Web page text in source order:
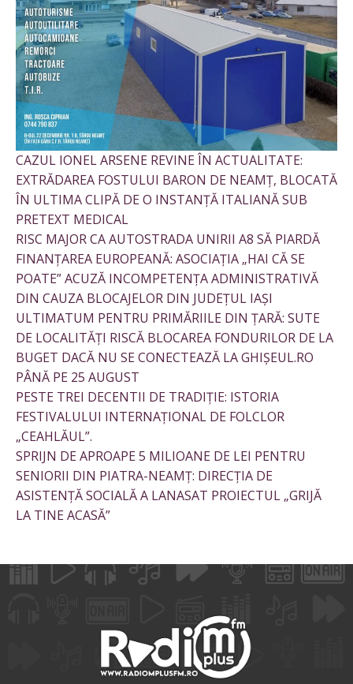
CAZUL IONEL ARSENE REVINE ÎN ACTUALITATE:
EXTRĂDAREA FOSTULUI BARON DE NEAMȚ, BLOCATĂ
ÎN ULTIMA CLIPĂ DE O INSTANȚĂ ITALIANĂ SUB
PRETEXT MEDICAL
RISC MAJOR CA AUTOSTRADA UNIRII A8 SĂ PIARDĂ
FINANȚAREA EUROPEANĂ: ASOCIAȚIA „HAI CĂ SE
POATE” ACUZĂ INCOMPETENȚA ADMINISTRATIVĂ
DIN CAUZA BLOCAJELOR DIN JUDEȚUL IAȘI
ULTIMATUM PENTRU PRIMĂRIILE DIN ȚARĂ: SUTE
DE LOCALITĂȚI RISCĂ BLOCAREA FONDURILOR DE LA
BUGET DACĂ NU SE CONECTEAZĂ LA GHIȘEUL.RO
PÂNĂ PE 25 AUGUST
PESTE TREI DECENTII DE TRADIȚIE: ISTORIA
FESTIVALULUI INTERNAȚIONAL DE FOLCLOR
„CEAHLĂUL”.
SPRIJN DE APROAPE 5 MILIOANE DE LEI PENTRU
SENIORII DIN PIATRA-NEAMȚ: DIRECȚIA DE
ASISTENȚĂ SOCIALĂ A LANASAT PROIECTUL „GRIJĂ
LA TINE ACASĂ”